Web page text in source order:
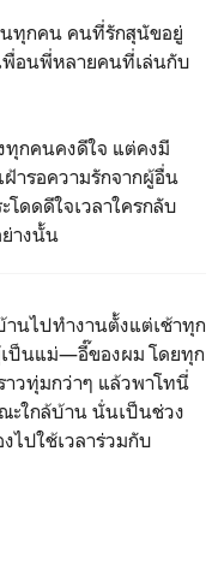
ทุกคน คนที่รักสุนัขอยู่
พื่อนพี่หลายคนที่เล่นกับ
ทุกคนคงดีใจ แต่คงมี
ารอความรักจากผู้อื่น
ดดดีใจเวลาใครกลับ
างนั้น
นไปทำงานตั้งแต่เช้าทุก
ป็นแม่—อี๊ของผม โดยทุก
วทุ่มกว่าๆ แล้วพาโทนี่
ะใกล้บ้าน นั่นเป็นช่วง
ไปใช้เวลาร่วมกับ